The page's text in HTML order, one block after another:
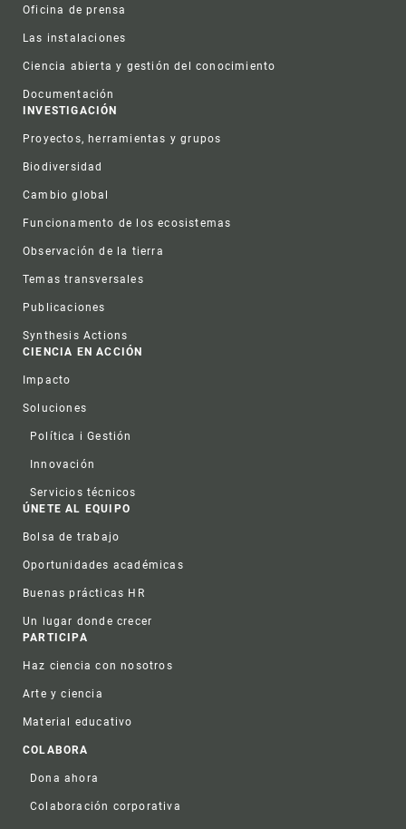
Oficina de prensa
Las instalaciones
Ciencia abierta y gestión del conocimiento
Documentación
INVESTIGACIÓN
Proyectos, herramientas y grupos
Biodiversidad
Cambio global
Funcionamento de los ecosistemas
Observación de la tierra
Temas transversales
Publicaciones
Synthesis Actions
CIENCIA EN ACCIÓN
Impacto
Soluciones
Política i Gestión
Innovación
Servicios técnicos
ÚNETE AL EQUIPO
Bolsa de trabajo
Oportunidades académicas
Buenas prácticas HR
Un lugar donde crecer
PARTICIPA
Haz ciencia con nosotros
Arte y ciencia
Material educativo
COLABORA
Dona ahora
Colaboración corporativa